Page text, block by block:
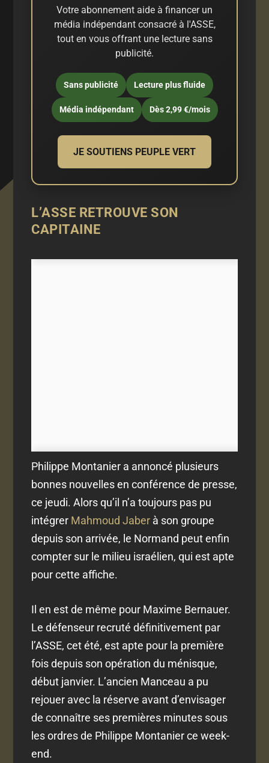
Votre abonnement aide à financer un
média indépendant consacré à l'ASSE,
tout en vous offrant une lecture sans
publicité.
Sans publicité Lecture plus fluide
Média indépendant Dès 2,99 €/mois
JE SOUTIENS PEUPLE VERT
L’ASSE RETROUVE SON
CAPITAINE
Philippe Montanier a annoncé plusieurs
bonnes nouvelles en conférence de presse,
ce jeudi. Alors qu’il n’a toujours pas pu
intégrer Mahmoud Jaber à son groupe
depuis son arrivée, le Normand peut enfin
compter sur le milieu israélien, qui est apte
pour cette affiche.
Il en est de même pour Maxime Bernauer.
Le défenseur recruté définitivement par
l’ASSE, cet été, est apte pour la première
fois depuis son opération du ménisque,
début janvier. L’ancien Manceau a pu
rejouer avec la réserve avant d’envisager
de connaître ses premières minutes sous
les ordres de Philippe Montanier ce week-
end.